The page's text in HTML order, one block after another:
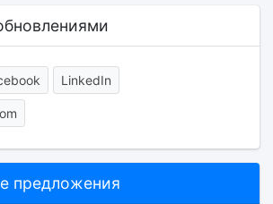
LinkedIn
предложения